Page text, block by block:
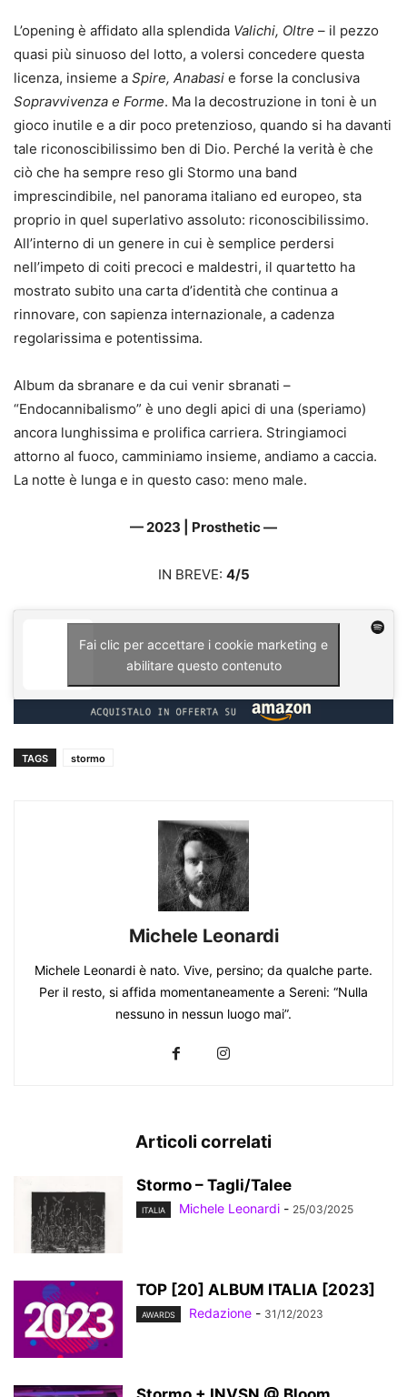
L’opening è affidato alla splendida Valichi, Oltre – il pezzo
quasi più sinuoso del lotto, a volersi concedere questa
licenza, insieme a Spire, Anabasi e forse la conclusiva
Sopravvivenza e Forme. Ma la decostruzione in toni è un
gioco inutile e a dir poco pretenzioso, quando si ha davanti
tale riconoscibilissimo ben di Dio. Perché la verità è che
ciò che ha sempre reso gli Stormo una band
imprescindibile, nel panorama italiano ed europeo, sta
proprio in quel superlativo assoluto: riconoscibilissimo.
All’interno di un genere in cui è semplice perdersi
nell’impeto di coiti precoci e maldestri, il quartetto ha
mostrato subito una carta d’identità che continua a
rinnovare, con sapienza internazionale, a cadenza
regolarissima e potentissima.
Album da sbranare e da cui venir sbranati –
“Endocannibalismo” è uno degli apici di una (speriamo)
ancora lunghissima e prolifica carriera. Stringiamoci
attorno al fuoco, camminiamo insieme, andiamo a caccia.
La notte è lunga e in questo caso: meno male.
— 2023 | Prosthetic —
IN BREVE: 4/5
Fai clic per accettare i cookie marketing e
abilitare questo contenuto
TAGS stormo
Michele Leonardi
Michele Leonardi è nato. Vive, persino; da qualche parte.
Per il resto, si affida momentaneamente a Sereni: “Nulla
nessuno in nessun luogo mai”.
Articoli correlati
Stormo – Tagli/Talee
ITALIA Michele Leonardi - 25/03/2025
TOP [20] ALBUM ITALIA [2023]
AWARDS Redazione - 31/12/2023